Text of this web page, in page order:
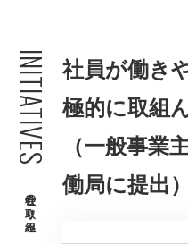
INITIATIVES
会社の取り組み
社員が働き
極的に取組
（一般事業
働局に提出）